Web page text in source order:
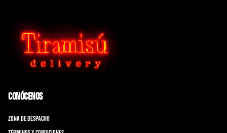
Conócenos
Zona de Despacho